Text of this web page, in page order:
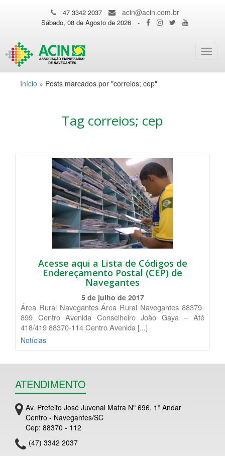
47 3342 2037 acin@acin.com.br
Sábado, 08 de Agosto de 2026 -
Início » Posts marcados por "correios; cep"
Tag correios; cep
Acesse aqui a Lista de Códigos de
Endereçamento Postal (CEP) de
Navegantes
5 de julho de 2017
Área Rural Navegantes Área Rural Navegantes 88379-
899 Centro Avenida Conselheiro João Gaya – Até
418/419 88370-114 Centro Avenida [...]
Notícias
ATENDIMENTO
Av. Prefeito José Juvenal Mafra Nº 696, 1º Andar
Centro - Navegantes/SC
Cep: 88370 - 112
(47) 3342 2037